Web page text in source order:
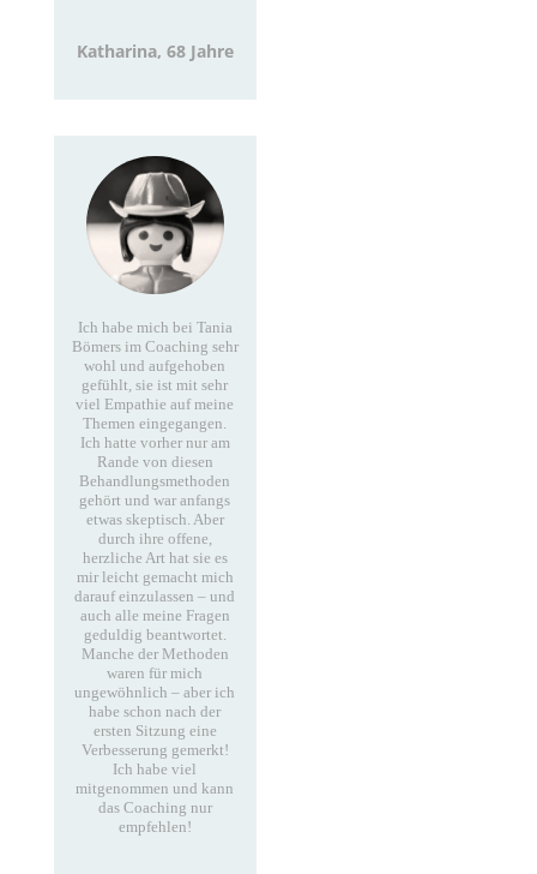
Katharina, 68 Jahre
Ich habe mich bei Tania
Bömers im Coaching sehr
wohl und aufgehoben
gefühlt, sie ist mit sehr
viel Empathie auf meine
Themen eingegangen.
Ich hatte vorher nur am
Rande von diesen
Behandlungsmethoden
gehört und war anfangs
etwas skeptisch. Aber
durch ihre offene,
herzliche Art hat sie es
mir leicht gemacht mich
darauf einzulassen – und
auch alle meine Fragen
geduldig beantwortet.
Manche der Methoden
waren für mich
ungewöhnlich – aber ich
habe schon nach der
ersten Sitzung eine
Verbesserung gemerkt!
Ich habe viel
mitgenommen und kann
das Coaching nur
empfehlen!